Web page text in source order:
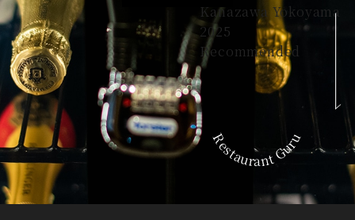
Kanazawa Yokoyama
2025
Recommended
Restaurant Guru